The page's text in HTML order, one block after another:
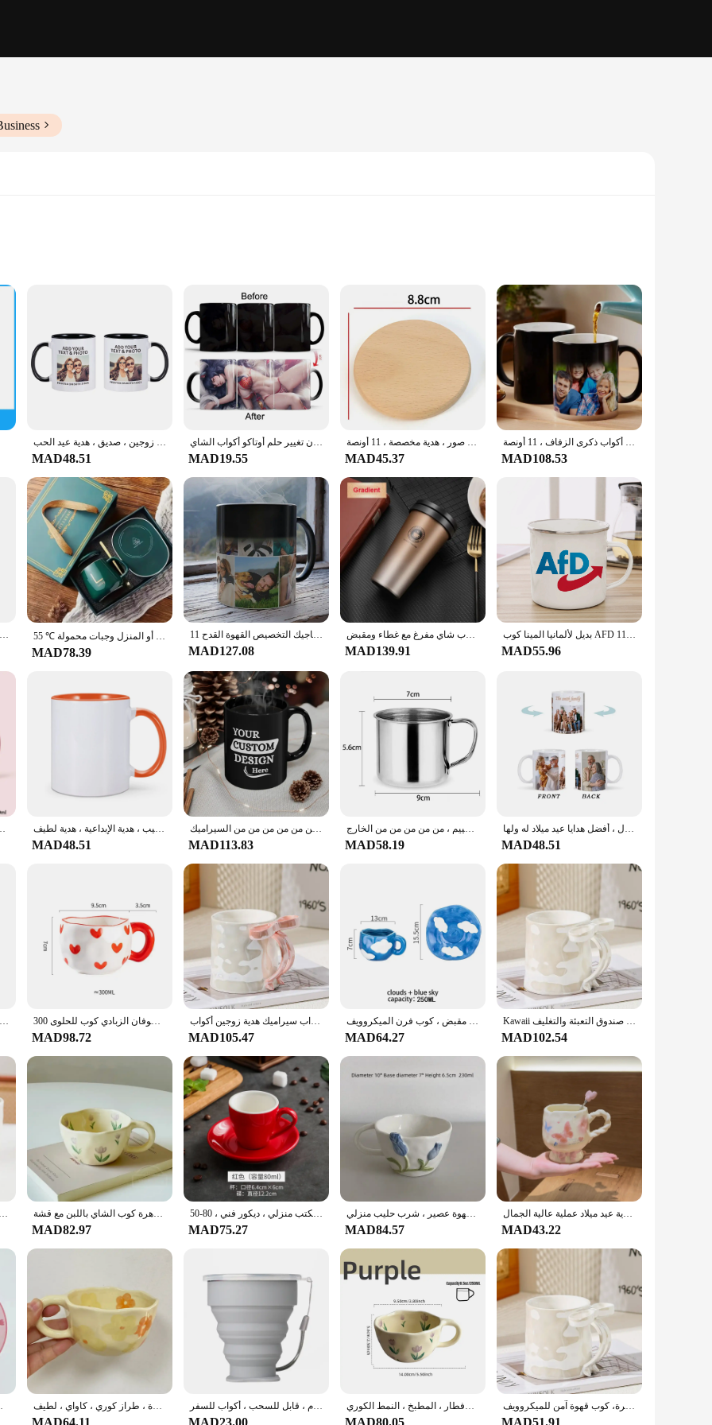
appeal. The mugs are adorned with intricate Moroccan patterns, making them a perfect addition to any coffee lover's collection. The
a cozy morning coffee to a larger serving of tea.
for everyday use. The ceramic material is known for its heat-resistant properties, making it safe to handle hot beverages without the risk
enjoying a quiet morning cup, these mugs are versatile enough to suit any occasion. The traditional design and style make them a
own home.
tradition to their offerings. The durability and heat-resistant properties ensure that these mugs will withstand the rigors of daily use,
settings.
كوب قهوة سيراميك مخصص مع صورة الاسم ، شعار شخصي ، كوب حليب ، شعار شخصي ، نص خاص ، مذكرات زوجين ، صديق ، هدية عيد الحب
MAD48.51
أحمر الملابس الداخلية أنيمي فتاة القدح 11 أوقية الحرارة الحساسة القهوة القدح كوب الخزف السحر اللون تغيير حلم أوتاكو أكواب الشاي
MAD19.55
أكواب قهوة سيراميك مخصصة ، نص شخصي ، صورة صورة ، حداثة ، تصميم مختلف ، صور ، هدية مخصصة ، 11 أونصة
MAD45.37
كوب صور شخصي مع صور مخصصة ، كوب تغيير لون السيراميك ، هدية عائلية ، أكواب ذكرى الزفاف ، 11 أونصة
MAD108.53
أكواب قهوة سيراميك بتصميم صورة مخصصة ، نص شخصي ، أكواب ذاتية الصنع ، عيد ميلاد ، هدية إبداعية مبتكرة ، صور عائلية ، أصدقاء ، 15 أونصة 55 ℃ ترموستات أكواب كوب هدية عيد الميلاد صندوق كوب سيراميك مع غطاء مع ملعقة كوب قهوة للاستخدام المكتبي أو المنزل وجبات محمولة
MAD78.39
ماجيك التخصيص القهوة القدح 11oz تغيير لون صورة القدح صورة تخصيص كوب سحري
MAD127.08
كوب قهوة للسفر معزول من الفولاذ المقاوم للصدأ ، كوب حراري مزدوج الجدار مقاوم للتسرب ، كوب شاي مفرغ مع غطاء ومقبض ،
MAD139.91
بديل لألمانيا المينا كوب AFD القدح 11oz متعة السيراميك فنجان القهوة فنجان الشاي مروحة كوب تذكاري
MAD55.96
اسم مخصص بالأحرف الأولى كوب نص ، أكواب لتقوم بها بنفسك مخصص السيراميك القدح ، 330 مللي ، 11 أوقية ، لتقوم بها بنفسك ، طباعة ، صورة ، صورة ، شعار ، نص ، شخصية القهوة ، كوب الحليب ، هدية الإبداعية ، هدية لطيف
MAD48.51
كوب أسود من السيراميك بشعار الشركة ، كوب شركة مخصص ، صور عائلية ، تصنعه بنفسك ، 11 أونصة ، من من من من من من السيراميك
MAD113.83
كوب ماء محمول من الفولاذ المقاوم للصدأ مع مقبض ، كوب شاي عالي الجودة ، كوب قهوة للسفر في الهواء الطلق ، تخييم ، من من من من من الخارج
MAD58.19
قدح قهوة مخصص مع 3 صور ونص صور ، أكواب سيراميك ، مناسبة للعائلة ، الأزواج ، الأصدقاء ، المنزل ، أفضل هدايا عيد ميلاد له ولها
MAD48.51
الحرارة الحساسة السيراميك أكواب القهوة ، تغيير لون القدح ، مضحك أنيمي درينكوير ، مخصص تلون كوب ، DIY بها بنفسك الصورة 300 مللي غير النظامية الملمس القهوة القدح اليد قرصة زهرة نمط الإفطار الحليب كوب ماء المنزل مكتب الشوفان الزبادي كوب للحلوى
MAD98.72
الملونة القوس السيراميك القدح 350 مللي القدح اللؤلؤ الصقيل فنجان القهوة الإفطار دقيق الشوفان الحليب فنجان شاي اليدوية أكواب سيراميك هدية زوجين أكواب
MAD105.47
خمر رسمت يدويا زهرة الخزامى منقوشة فنجان القهوة السيراميك ، مجموعة صحن الحليب ، كوب الإفطار مع مقبض ، كوب فرن الميكروويف
MAD64.27
Kawaii لؤلؤة المزجج القوس فنجان القهوة عالية المظهر السيراميك القدح الحليب الإفطار عصير فنجان شاي عيد الحب هدية صندوق التعبئة والتغليف
MAD102.54
كوب زهرة من السيراميك الخزامى ، نمط إنز ، تصميم ثلاثي الأبعاد ، إبداعي ، كوب قهوة قلب مريح ، عيد ميلاد ، هدية عيد الحب ، فتاة أكواب السيراميك أكواب القهوة معسر اليد غير النظامية زهرة كوب الشاي باللبن مع قشة ins الكورية نمط دقيق الشوفان الإفطار القدح درينكوير المطبخ
MAD82.97
كوب إسبرسو سيراميك صغير مع صحن ، كوب رقيق ، ماكارون ملون ، كوب حليب وخبز الإفطار ، كوب مكتب منزلي ، ديكور فني ، 80-50
MAD75.27
قدح خزامى سيراميك عتيق بمقبض ، حاسة تصميم منقوشة ثلاثية الأبعاد ، كوب قهوة عصير ، شرب حليب منزلي
MAD84.57
كوب سيراميك على شكل فراشة على شكل قلب للفتيات مع ملعقة على شكل فيونكة، كوب قهوة بسعة كبيرة، كوب شوفان الإفطار، هدية عيد ميلاد عملية عالية الجمال
MAD43.22
طقم فناجين قهوة وصحون أكواب قهوة سيراميك مع زهور غير منتظمة ، أكواب مقروصة يدوية ، كوب كاواي ، حليب وعصير ، شاي أسود وقهوة ، طراز كوري ، كاواي ، لطيف
MAD64.11
كوب ماء سيليكون قابل للطي ، خالي من البيسفينول أ ، ملون محمول ، كوب قهوة خارجي ، درجة طعام ، قابل للسحب ، أكواب للسفر
MAD23.00
أقداح قهوة مصنوعة من السيراميك غير منتظمة على شكل زهرة يدوية ، كوب شاي حليب إنس ، كوب إفطار الشوفان ، أدوات تحضير الإفطار ، المطبخ ، النمط الكوري
MAD80.05
كوب قهوة ملون من السيراميك بسعة 350 مل، كوب شاي حليب الشوفان بسعة كبيرة، كوب قهوة آمن للميكروويف
MAD51.91